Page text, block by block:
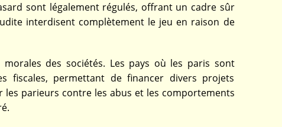
sont légalement régulés, offrant un cadre sûr
interdisent complètement le jeu en raison de
des sociétés. Les pays où les paris sont
fiscales, permettant de financer divers projets
les parieurs contre les abus et les comportements